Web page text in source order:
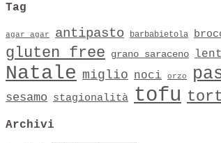
Tag
agar agar antipasto barbabietola
gluten free grano saraceno
Natale miglio noci orzo
sesamo
stagionalità tofu
Archivi